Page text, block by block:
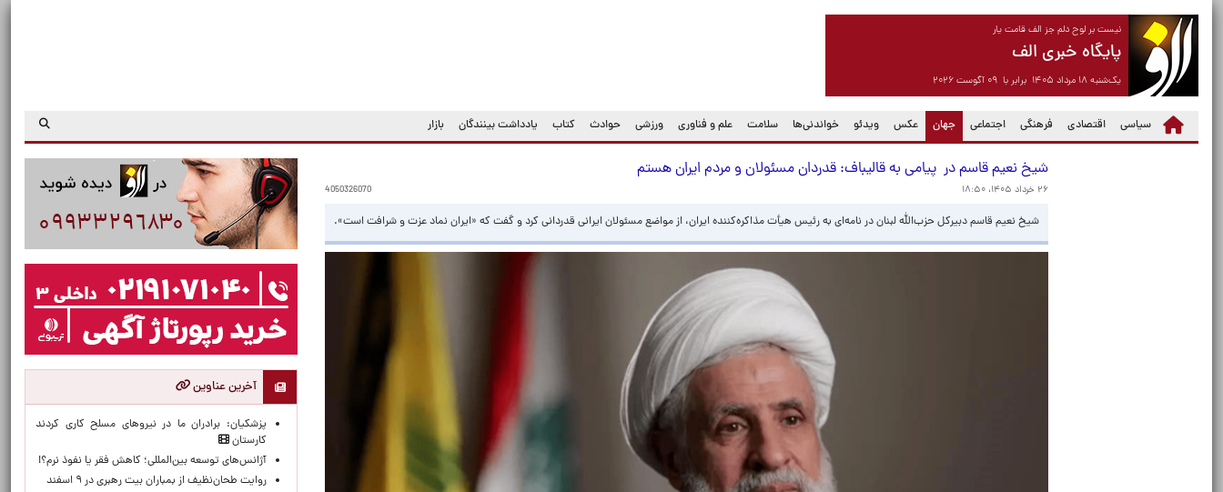
نیست بر لوح دلم جز الف قامت یار
پایگاه خبری الف
یک‌شنبه ۱۸ مرداد ۱۴۰۵ برابر با ۰۹ آگوست ۲۰۲۶
سیاسی اقتصادی فرهنگی اجتماعی جهان
(current) عکس ویدئو خواندنی‌ها سلامت علم و فناوری ورزشی حوادث کتاب یادداشت بینندگان بازار
شیخ نعیم قاسم در پیامی به قالیباف: قدردان مسئولان و مردم ایران هستم
۲۶ خرداد ۱۴۰۵، ۱۸:۵۰ 4050326070
شیخ نعیم قاسم دبیرکل حزب‌الله لبنان در نامه‌ای به رئیس هیأت مذاکره‌کننده ایران، از مواضع مسئولان ایرانی قدردانی کرد و گفت که «ایران نماد عزت و شرافت است».
آخرین عناوین
پزشکیان: برادران ما در نیروهای مسلح کاری کردند
کارستان
آژانس‌های توسعه بین‌المللی؛ کاهش فقر یا نفوذ نرم؟!
روایت طحان‌نظیف از بمباران بیت رهبری در ۹ اسفند